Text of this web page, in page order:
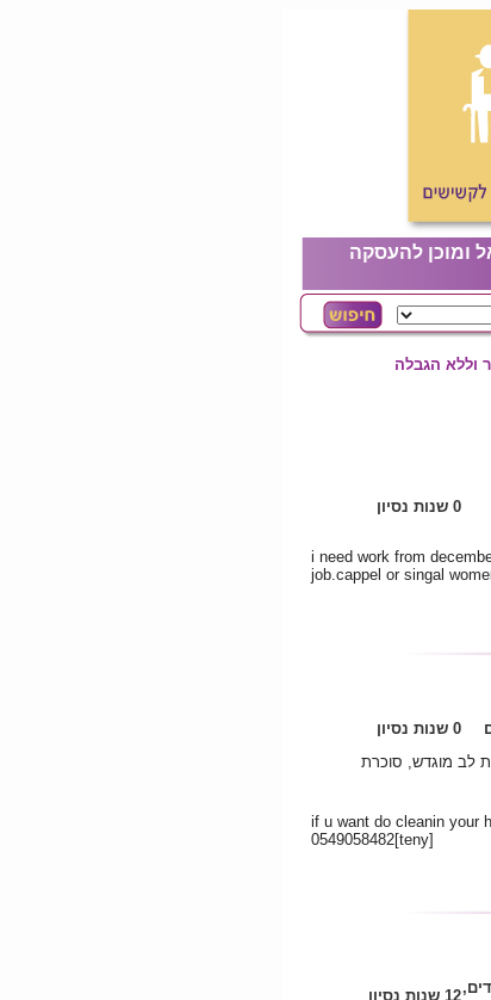
ומוכן להעסקה
וללא הגבלה
0 שנות נסיון
i need work from
job.cappel or singal
0 שנות נסיון
לב מוגדש, סוכרת
if u want do cleanin your
0549058482[teny]
12 שנות נסיון